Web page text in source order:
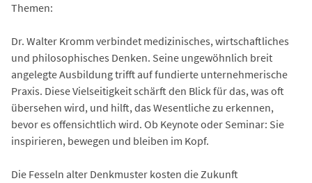
Themen:
Dr. Walter Kromm verbindet medizinisches, wirtschaftliches
und philosophisches Denken. Seine ungewöhnlich breit
angelegte Ausbildung trifft auf fundierte unternehmerische
Praxis. Diese Vielseitigkeit schärft den Blick für das, was oft
übersehen wird, und hilft, das Wesentliche zu erkennen,
bevor es offensichtlich wird. Ob Keynote oder Seminar: Sie
inspirieren, bewegen und bleiben im Kopf.
Die Fesseln alter Denkmuster kosten die Zukunft